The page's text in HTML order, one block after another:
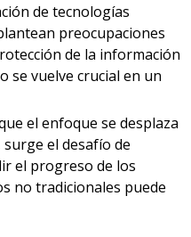
de tecnologías
preocupaciones
de la información
se vuelve crucial en un
el enfoque se desplaza
el desafío de
el progreso de los
no tradicionales puede